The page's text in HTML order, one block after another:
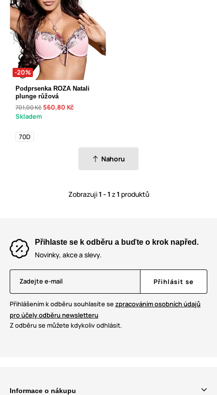
-20%
Podprsenka ROZA Natali
plunge růžová
701,00 Kč 560,80 Kč
Skladem
70D
Nahoru
Zobrazuji1 - 1 z1 produktů
Přihlaste se k odběru a buďte o krok napřed.
Novinky, akce a slevy.
Zadejte e-mail Přihlásit se
Přihlášením k odběru souhlasíte sezpracováním osobních údajů
pro účely odběru newsletteru
Z odběru se můžete kdykoliv odhlásit.
Informace o nákupu